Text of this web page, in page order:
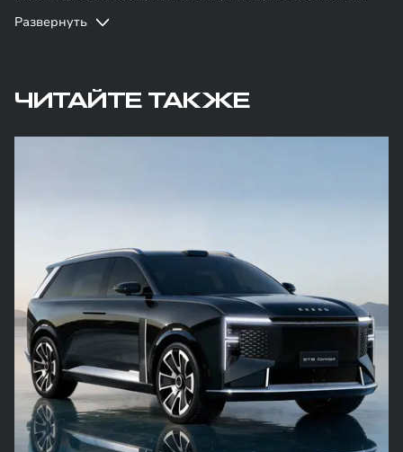
эксплуатации, хранения или транспортировки автомобиля,
на данной странице, приоритет отдается сведениям, указанным в
сервисной книжке. Изготовитель оставляет за собой право внесения
уведомления.
Развернуть
ЧИТАЙТЕ ТАКЖЕ